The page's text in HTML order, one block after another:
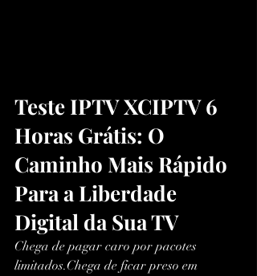
Teste IPTV XCIPTV 6
Horas Grátis: O
Caminho Mais Rápido
Para a Liberdade
Digital da Sua TV
Chega de pagar caro por pacotes
limitados.Chega de ficar preso em